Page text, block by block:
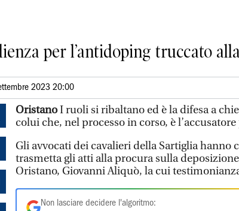
per l’antidoping truccato
2023 20:00
OristanoI ruoli si ribaltano ed è la difesa a
colui che, nel processo in corso, è
Gli avvocati dei cavalieri della Sartiglia hanno
trasmetta gli atti alla procura sulla
Oristano, Giovanni Aliquò, la cui
Non lasciare decidere l'algoritmo: